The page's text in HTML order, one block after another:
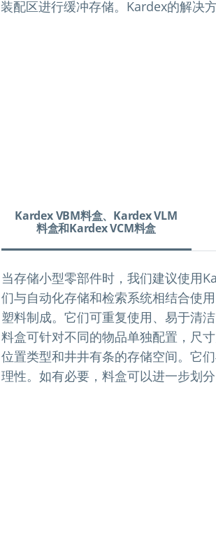
装配区进行缓冲存储。Kardex的解决
Kardex VBM料盒、Kardex VLM
料盒和Kardex VCM料盒
当存储小型零部件时，我们建议使用
们与自动化存储和检索系统相结合使
塑料制成。它们可重复使用、易于清洁
料盒可针对不同的物品单独配置，尺
位置类型和井井有条的存储空间。它
理性。如有必要，料盒可以进一步划